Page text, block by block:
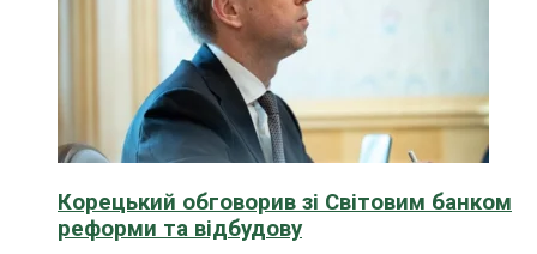
Корецький обговорив зі Світовим банком
реформи та відбудову